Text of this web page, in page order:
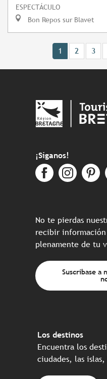
ESPECTÁCULO
Bon Repos sur Blavet
1 2 3
¡Síganos!
No te pierdas
recibir
plenamente de tu
Suscríbase a
Los destinos
Encuentra los
ciudades, las